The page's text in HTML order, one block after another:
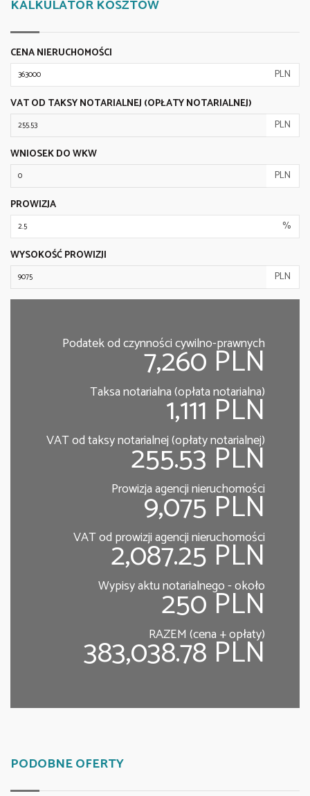
KALKULATOR KOSZTÓW
CENA NIERUCHOMOŚCI
PLN
VAT OD TAKSY NOTARIALNEJ (OPŁATY NOTARIALNEJ)
PLN
WNIOSEK DO WKW
PLN
PROWIZJA
%
WYSOKOŚĆ PROWIZJI
PLN
Podatek od czynności cywilno-prawnych
7,260 PLN
Taksa notarialna (opłata notarialna)
1,111 PLN
VAT od taksy notarialnej (opłaty notarialnej)
255.53 PLN
Prowizja agencji nieruchomości
9,075 PLN
VAT od prowizji agencji nieruchomości
2,087.25 PLN
Wypisy aktu notarialnego - około
250 PLN
RAZEM (cena + opłaty)
383,038.78 PLN
PODOBNE OFERTY